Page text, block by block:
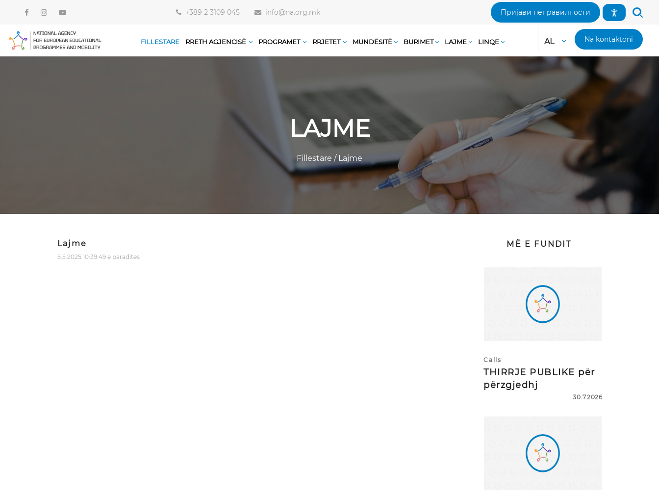
+389 2 3109 045 info@na.org.mk Пријави неправилности
FILLESTARE RRETH AGJENCISË PROGRAMET RRJETET MUNDËSITË BURIMET LAJME LINQE AL Na kontaktoni
LAJME
Fillestare/Lajme
Lajme
5.5.2025 10:39:49 e paradites
MË E FUNDIT
Calls
THIRRJE PUBLIKE për
përzgjedhj
30.7.2026